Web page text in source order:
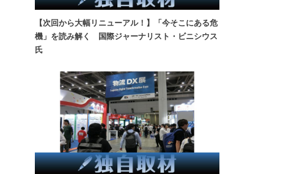
【次回から大幅リニューアル！】「今そこにある危
機」を読み解く 国際ジャーナリスト・ビニシウス
氏